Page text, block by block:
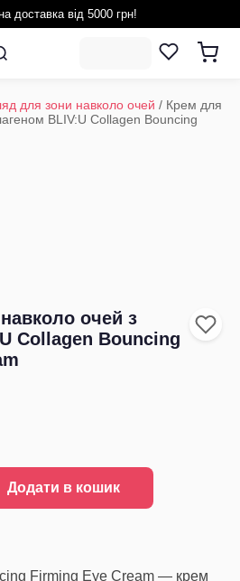
доставка від 5000 грн!
для зони навколо очей / Крем для
BLIV:U Collagen Bouncing
очей з
Collagen Bouncing
Додати в кошик
Firming Eye Cream — крем